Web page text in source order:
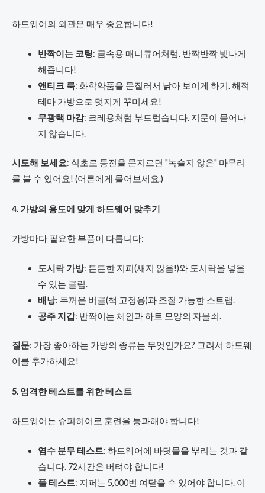
하드웨어의 외관은 매우 중요합니다!
반짝이는 코팅: 금속용 매니큐어처럼. 반짝반짝 빛나게
해줍니다!
앤티크 룩: 화학약품을 문질러서 낡아 보이게 하기. 해적
테마 가방으로 멋지게 꾸미세요!
무광택 마감: 크레용처럼 부드럽습니다. 지문이 묻어나
지 않습니다.
시도해 보세요: 식초로 동전을 문지르면 "녹슬지 않은" 마무리
를 볼 수 있어요! (어른에게 물어보세요.)
4. 가방의 용도에 맞게 하드웨어 맞추기
가방마다 필요한 부품이 다릅니다:
도시락 가방: 튼튼한 지퍼(새지 않음!)와 도시락을 넣을
수 있는 클립.
배낭: 두꺼운 버클(책 고정용)과 조절 가능한 스트랩.
공주 지갑: 반짝이는 체인과 하트 모양의 자물쇠.
질문: 가장 좋아하는 가방의 종류는 무엇인가요? 그려서 하드웨
어를 추가하세요!
5. 엄격한 테스트를 위한 테스트
하드웨어는 슈퍼히어로 훈련을 통과해야 합니다!
염수 분무 테스트: 하드웨어에 바닷물을 뿌리는 것과 같
습니다. 72시간은 버텨야 합니다!
풀 테스트: 지퍼는 5,000번 여닫을 수 있어야 합니다. 이